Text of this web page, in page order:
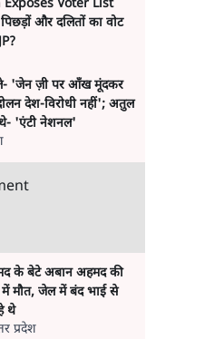
Voter List
और दलितों का वोट
'जेन ज़ी पर आँख मूंदकर
देश-विरोधी नहीं'; अतुल
'एंटी नेशनल'
के बेटे अबान अहमद की
मौत, जेल में बंद भाई से
थे
प्रदेश